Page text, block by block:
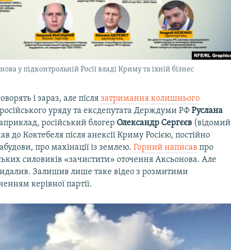
у підконтрольній Росії владі Криму та їхній бізнес
і зараз, але післязатримання колишнього
уряду та ексдепутата Держдуми РФРуслана
російський блогер Олександр Сергєєв (відомий
до Коктебеля після анексії Криму Росією, постійно
про махінації із землею.Горний написав про
силовиків «зачистити» оточення Аксьонова. Але
Залишив лише таке відео з розмитими
керівної партії.